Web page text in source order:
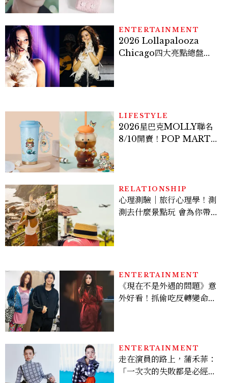
ENTERTAINMENT
2026 Lollapalooza
Chicago四大亮點總盤
LIFESTYLE
2026星巴克MOLLY聯名
8/10開賣！POP MART 6
RELATIONSHIP
心理測驗｜旅行心理學！測
測去什麼景點玩 會為你帶來
ENTERTAINMENT
《現在不是外遇的問題》意
外好看！抓偷吃反轉變命
看點懶人包
ENTERTAINMENT
走在演員的路上，蒲禾菲：
「一次次的失敗都是必經過